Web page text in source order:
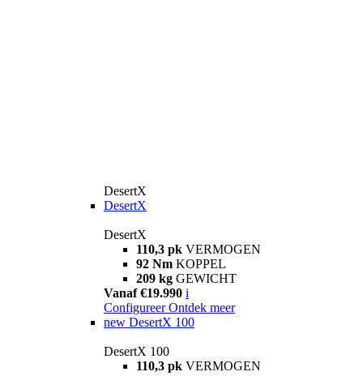
DesertX
DesertX
DesertX
110,3 pk VERMOGEN
92 Nm KOPPEL
209 kg GEWICHT
Vanaf €19.990 i
Configureer Ontdek meer
new DesertX 100
DesertX 100
110,3 pk VERMOGEN